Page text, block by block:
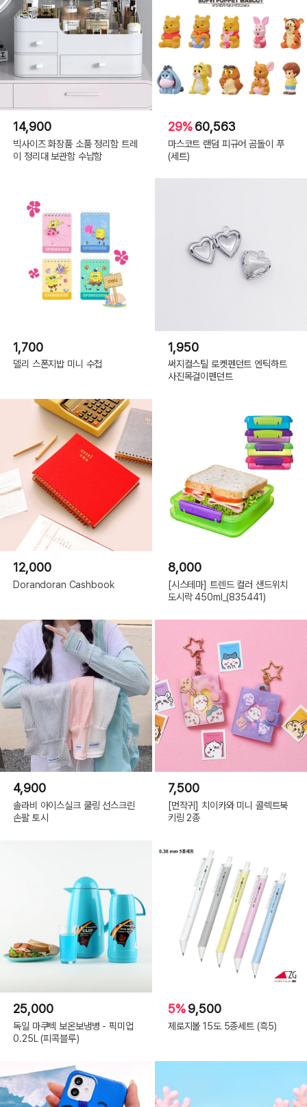
14,900
빅사이즈 화장품 소품 정리함 트레
이 정리대 보관함 수납함
29%60,563
마스코트 랜덤 피규어 곰돌이 푸
(세트)
1,700
델리 스폰지밥 미니 수첩
1,950
써지컬스틸 로켓펜던트 엔틱하트
사진목걸이펜던트
12,000
Dorandoran Cashbook
8,000
[시스테마] 트렌드 컬러 샌드위치
도시락 450ml_(835441)
4,900
솔라비 아이스실크 쿨링 선스크린
손팔 토시
7,500
[먼작귀] 치이카와 미니 콜렉트북
키링 2종
25,000
독일 마쿠텍 보온보냉병 - 픽미업
0.25L (피콕블루)
5%9,500
제로지볼 15도 5종세트 (흑5)